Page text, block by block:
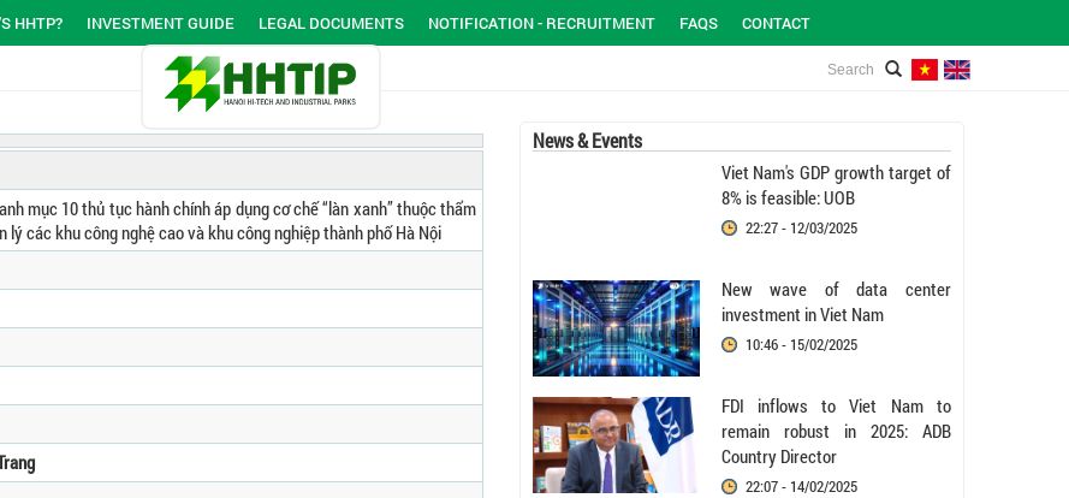
HHTP? INVESTMENT GUIDE LEGAL DOCUMENTS NOTIFICATION - RECRUITMENT FAQS CONTACT
mục 10 thủ tục hành chính áp dụng cơ chế “làn xanh” thuộc thẩm
lý các khu công nghệ cao và khu công nghiệp thành phố Hà Nội
News & Events
Viet Nam's GDP growth target of
8% is feasible: UOB
22:27 - 12/03/2025
New wave of data center
investment in Viet Nam
10:46 - 15/02/2025
FDI inflows to Viet Nam to
remain robust in 2025: ADB
Country Director
22:07 - 14/02/2025